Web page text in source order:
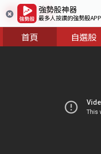
強勢股神器
最多人按讚的強勢股
首頁 自選股